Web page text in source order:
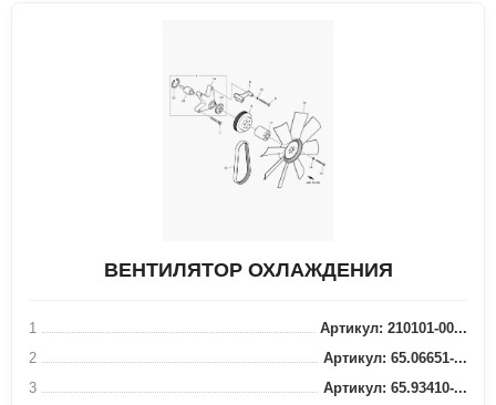
ВЕНТИЛЯТОР ОХЛАЖДЕНИЯ
1
Артикул: 210101-00...
2
Артикул: 65.06651-...
3
Артикул: 65.93410-...